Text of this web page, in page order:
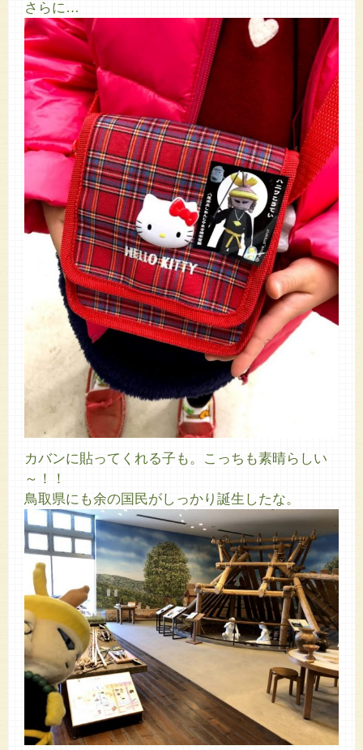
さらに…
カバンに貼ってくれる子も。こっちも素晴らしい
～！！
鳥取県にも余の国民がしっかり誕生したな。